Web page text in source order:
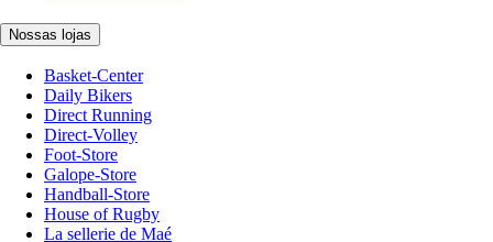
Nossas lojas
Basket-Center
Daily Bikers
Direct Running
Direct-Volley
Foot-Store
Galope-Store
Handball-Store
House of Rugby
La sellerie de Maé